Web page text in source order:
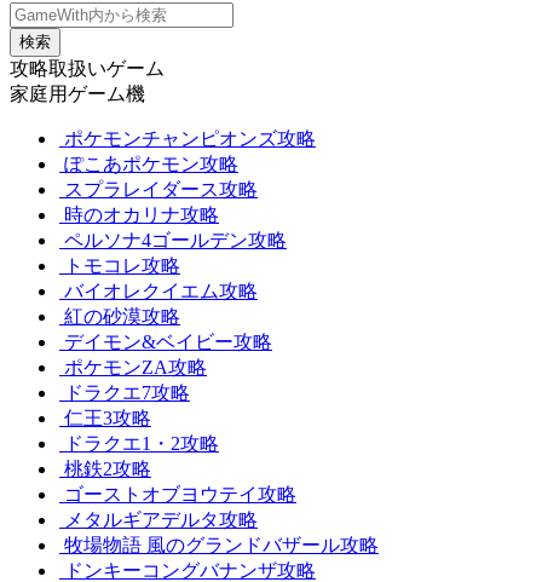
検索
攻略取扱いゲーム
家庭用ゲーム機
ポケモンチャンピオンズ攻略
ぽこあポケモン攻略
スプラレイダース攻略
時のオカリナ攻略
ペルソナ4ゴールデン攻略
トモコレ攻略
バイオレクイエム攻略
紅の砂漠攻略
デイモン&ベイビー攻略
ポケモンZA攻略
ドラクエ7攻略
仁王3攻略
ドラクエ1・2攻略
桃鉄2攻略
ゴーストオブヨウテイ攻略
メタルギアデルタ攻略
牧場物語 風のグランドバザール攻略
ドンキーコングバナンザ攻略